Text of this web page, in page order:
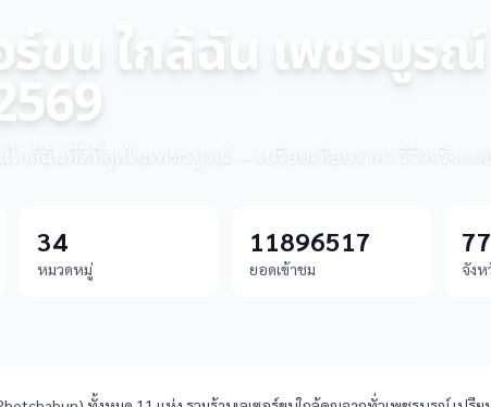
ร์ขน ใกล้ฉัน เพชรบูร
นใกล้ฉันที่ดีที่สุดในเพชรบูรณ์ — เปรียบเทียบราคา รีวิวจริง เบอ
34
หมวดหมู่
11896517
ยอดเข้าชม
77
จังห